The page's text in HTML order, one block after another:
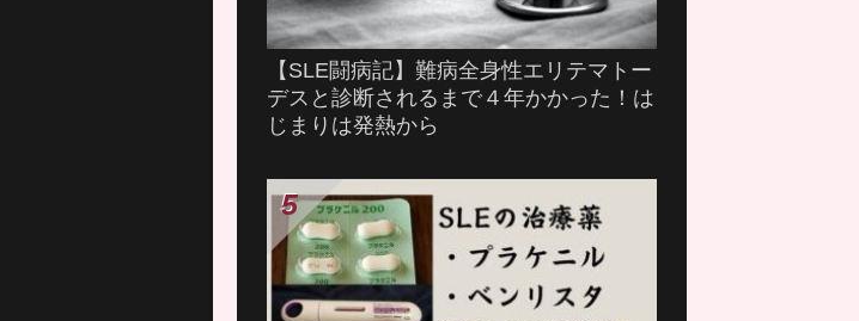
【SLE闘病記】難病全身性エリテマトー
デスと診断されるまで４年かかった！は
じまりは発熱から